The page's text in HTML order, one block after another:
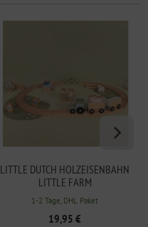
LITTLE DUTCH HOLZEISENBAHN
LITTLE FARM
1-2 Tage, DHL Paket
19,95 €